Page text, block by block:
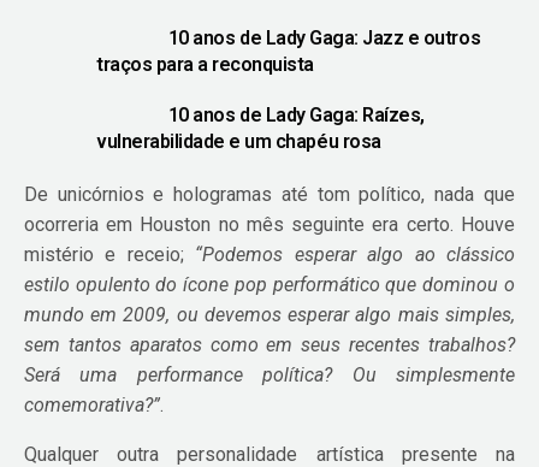
10 anos de Lady Gaga: Jazz e outros
traços para a reconquista
10 anos de Lady Gaga: Raízes,
vulnerabilidade e um chapéu rosa
De unicórnios e hologramas até tom político, nada que
ocorreria em Houston no mês seguinte era certo. Houve
mistério e receio; “Podemos esperar algo ao clássico
estilo opulento do ícone pop performático que dominou o
mundo em 2009, ou devemos esperar algo mais simples,
sem tantos aparatos como em seus recentes trabalhos?
Será uma performance política? Ou simplesmente
comemorativa?”.
Qualquer outra personalidade artística presente na